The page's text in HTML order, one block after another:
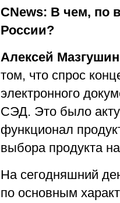
CNews: В чем, по
России?
Алексей
том, что спрос
электронного
СЭД. Это было
функционал
выбора продукта
На сегодняшний
по основным